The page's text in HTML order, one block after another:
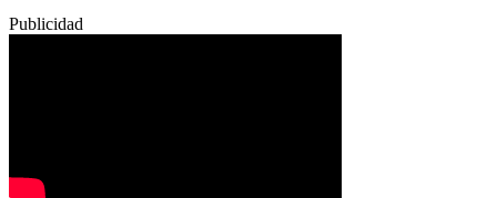
Publicidad